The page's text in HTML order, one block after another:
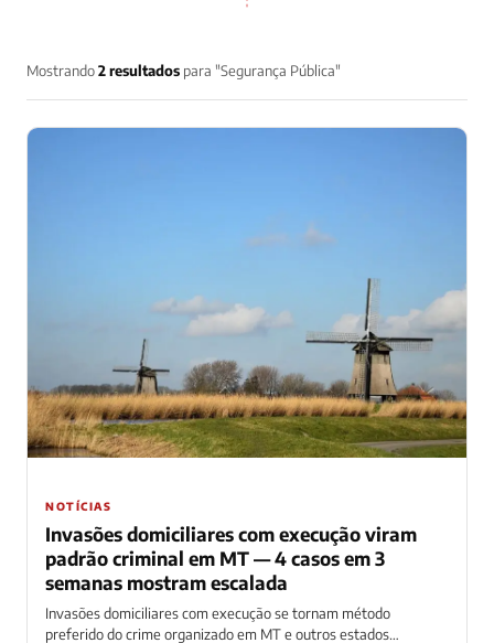
Mostrando2 resultados para "Segurança Pública"
NOTÍCIAS
Invasões domiciliares com execução viram
padrão criminal em MT — 4 casos em 3
semanas mostram escalada
Invasões domiciliares com execução se tornam método
preferido do crime organizado em MT e outros estados